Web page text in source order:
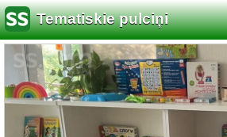
Tematiskie pulciņi